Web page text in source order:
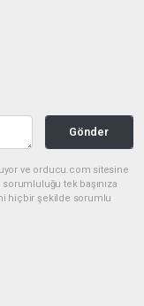
Gönder
ve orducu.com sitesine
tek başınıza
hiçbir şekilde sorumlu